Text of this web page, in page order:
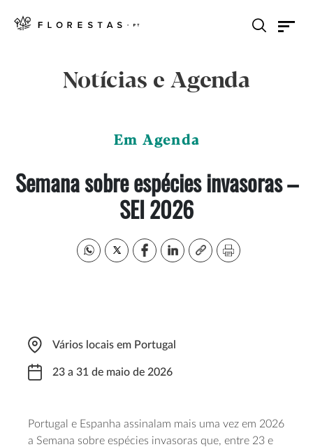
Notícias e Agenda
Em Agenda
Semana sobre espécies invasoras –
SEI 2026
Vários locais em Portugal
23 a 31 de maio de 2026
Portugal e Espanha assinalam mais uma vez em 2026
a Semana sobre espécies invasoras que, entre 23 e